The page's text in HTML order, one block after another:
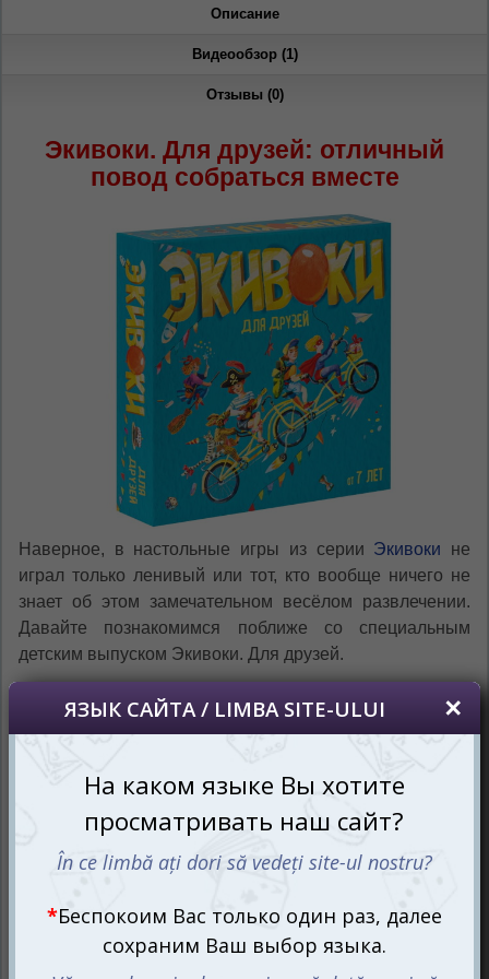
Описание
Видеообзор (1)
Отзывы (0)
Экивоки. Для друзей: отличный
повод собраться вместе
Наверное, в настольные игры из серии Экивоки не
играл только ленивый или тот, кто вообще ничего не
знает об этом замечательном весёлом развлечении.
Давайте познакомимся поближе со специальным
детским выпуском Экивоки. Для друзей.
игроки будут ходить замечательными фишками в виде
оказаться на развесёлой вечеринке и полакомиться
сладостями. Этот путь друзей будет наполнен самыми
интересными заданиями, умопомрачительным
весельем и талантами играющих.
Собираемся в путь и да сопутствуют нам Экивоки!
Ты споёшь, и я спою! Запляши, я